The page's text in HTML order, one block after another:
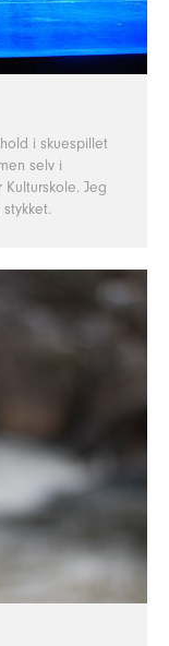
i skuespillet
selv i
Jeg